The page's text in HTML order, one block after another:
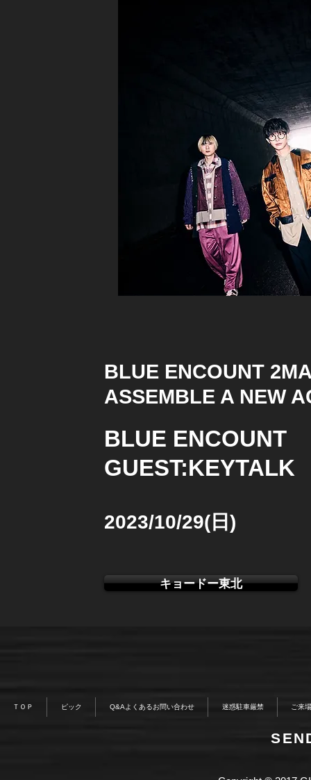
BLUE ENCOUNT
ASSEMBLE A NEW
BLUE ENCOUNT
GUEST:KEYTALK
2023/10/29(日)
キョードー東北
ＴＯＰ ピック Q&Aよくあるお問い合わせ 迷惑駐車厳禁 ご来